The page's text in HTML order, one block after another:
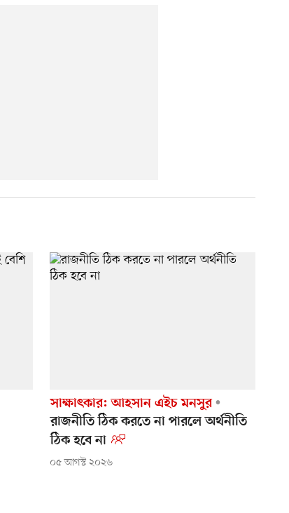
সাক্ষাৎকার: আহসান এইচ মনসুর
রাজনীতি ঠিক করতে না পারলে অর্থনীতি
ঠিক হবে না
০৫ আগস্ট ২০২৬